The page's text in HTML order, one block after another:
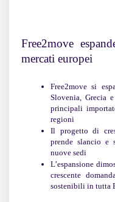
Free2move
mercati europei
Free2move si
Slovenia, Grecia
principali
regioni
Il progetto di
prende slancio e
nuove sedi
L’espansione
crescente
sostenibili in tutta